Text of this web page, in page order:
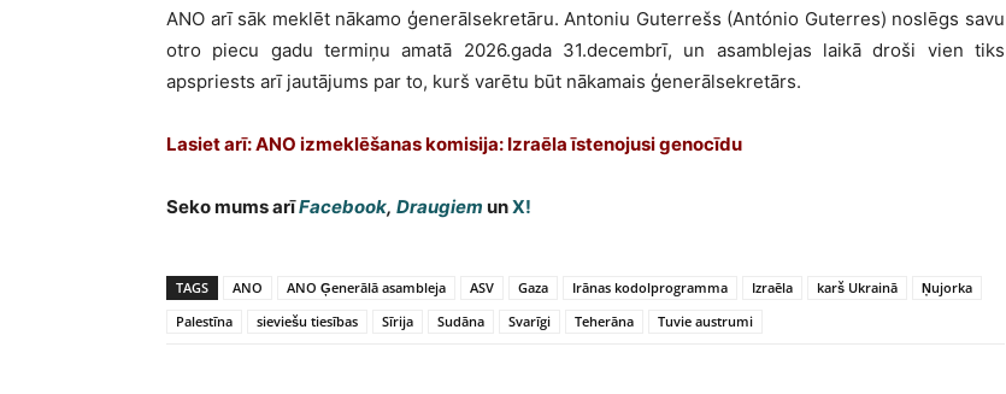
ANO arī sāk meklēt nākamo ģenerālsekretāru. Antoniu Guterrešs (António Guterres) noslēgs savu
otro piecu gadu termiņu amatā 2026.gada 31.decembrī, un asamblejas laikā droši vien tiks
apspriests arī jautājums par to, kurš varētu būt nākamais ģenerālsekretārs.
Lasiet arī: ANO izmeklēšanas komisija: Izraēla īstenojusi genocīdu
Seko mums arīFacebook, Draugiem unX!
TAGS ANO ANO Ģenerālā asambleja ASV Gaza Irānas kodolprogramma Izraēla karš Ukrainā
Ņujorka
Palestīna
sieviešu tiesības Sīrija Sudāna Svarīgi Teherāna Tuvie austrumi